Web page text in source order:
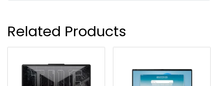
Related Products